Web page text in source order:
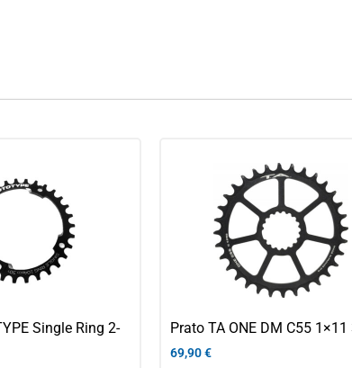
Single Ring 2-
Prato TA ONE DM C55 1×11
69,90€